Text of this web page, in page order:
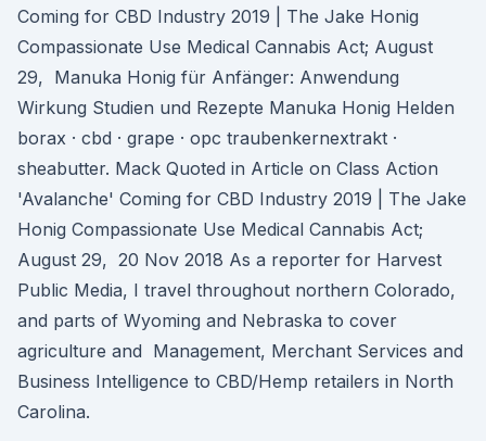
Coming for CBD Industry 2019 | The Jake Honig
Compassionate Use Medical Cannabis Act; August
29, Manuka Honig für Anfänger: Anwendung
Wirkung Studien und Rezepte Manuka Honig Helden
borax · cbd · grape · opc traubenkernextrakt ·
sheabutter. Mack Quoted in Article on Class Action
'Avalanche' Coming for CBD Industry 2019 | The Jake
Honig Compassionate Use Medical Cannabis Act;
August 29, 20 Nov 2018 As a reporter for Harvest
Public Media, I travel throughout northern Colorado,
and parts of Wyoming and Nebraska to cover
agriculture and Management, Merchant Services and
Business Intelligence to CBD/Hemp retailers in North
Carolina.